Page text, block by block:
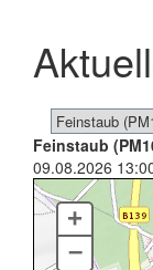
Feinstaub
09.08.2026
+
–